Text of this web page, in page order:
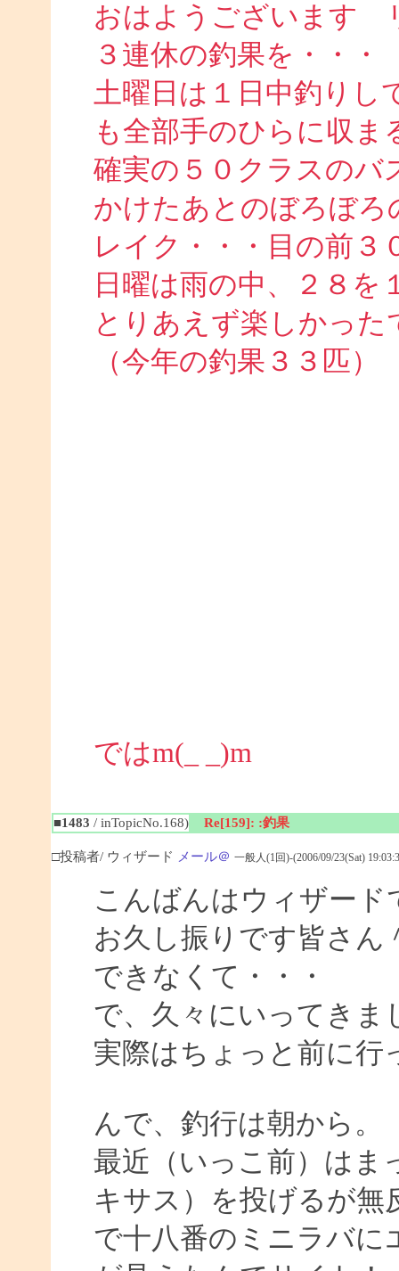
おはようございます
３連休の釣果を・・・
土曜日は１日中釣りし
も全部手のひらに収ま
確実の５０クラスのバ
かけたあとのぼろぼ
レイク・・・目の前３
日曜は雨の中、２８を
とりあえず楽しかった
（今年の釣果３３匹）
ではm(_ _)m
■1483 / inTopicNo.168) Re[159]: :釣果
□投稿者/ ウィザード メール＠ 一般人(1回)-(2006/09/23(Sat)
こんばんはウィザード
お久し振りです皆さん
できなくて・・・
で、久々にいってきま
実際はちょっと前に行
んで、釣行は朝から。
最近（いっこ前）はま
キサス）を投げるが無
で十八番のミニラバに